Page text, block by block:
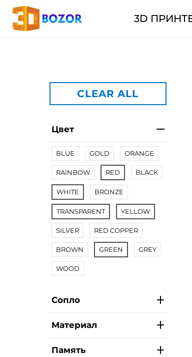
3D
CLEAR ALL
Цвет
BLUE GOLD ORANGE
RAINBOW RED BLACK
WHITE BRONZE
TRANSPARENT YELLOW
SILVER RED COPPER
BROWN GREEN GREY
WOOD
Сопло
Материал
Память